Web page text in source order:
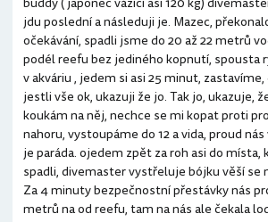
jdu poslední a následuji je. Mazec,
očekávání, spadli jsme do 20 až 22 metrů
podél reefu bez jediného kopnutí, spousta
v akváriu , jedem si asi 25 minut,
jestli vše ok, ukazuji že jo. Tak jo, ukazuje,
koukám na něj, nechce se mi kopat proti
nahoru, vystoupáme do 12 a vida, proud
je paráda. ojedem zpět za roh asi do místa,
spadli, divemaster vystřeluje bójku věší se
Za 4 minuty bezpečnostní přestávky nás
metrů na od reefu, tam na nás ale čekala